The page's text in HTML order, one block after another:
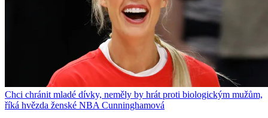
Chci chránit mladé dívky, neměly by hrát proti biologickým mužům,
říká hvězda ženské NBA Cunninghamová